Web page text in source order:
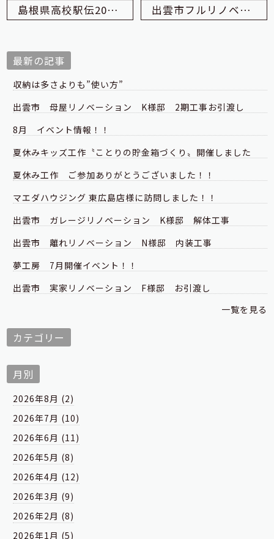
島根県高校駅伝2020がありました！
出雲市フルリノベO様邸施工状況
最新の記事
収納は多さよりも”使い方”
出雲市 母屋リノベーション K様邸 2期工事お引渡し
8月 イベント情報！！
夏休みキッズ工作〝ことりの貯金箱づくり〟開催しました
夏休み工作 ご参加ありがとうございました！！
マエダハウジング 東広島店様に訪問しました！！
出雲市 ガレージリノベーション K様邸 解体工事
出雲市 離れリノベーション N様邸 内装工事
夢工房 7月開催イベント！！
出雲市 実家リノベーション F様邸 お引渡し
一覧を見る
カテゴリー
月別
2026年8月 (2)
2026年7月 (10)
2026年6月 (11)
2026年5月 (8)
2026年4月 (12)
2026年3月 (9)
2026年2月 (8)
2026年1月 (5)